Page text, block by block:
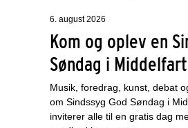
6. august 2026
Kom og oplev en
Søndag i Middelfart
Musik, foredrag, kunst, debat
om Sindssyg God Søndag i
inviterer alle til en gratis dag